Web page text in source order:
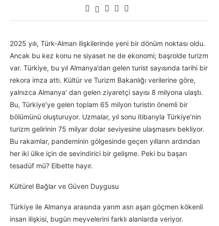
2025 yılı, Türk-Alman ilişkilerinde yeni bir dönüm noktası oldu.
Ancak bu kez konu ne siyaset ne de ekonomi; başrolde turizm
var. Türkiye, bu yıl Almanya’dan gelen turist sayısında tarihi bir
rekora imza attı. Kültür ve Turizm Bakanlığı verilerine göre,
yalnızca Almanya’ dan gelen ziyaretçi sayısı 8 milyona ulaştı.
Bu, Türkiye’ye gelen toplam 65 milyon turistin önemli bir
bölümünü oluşturuyor. Uzmalar, yıl sonu itibarıyla Türkiye’nin
turizm gelirinin 75 milyar dolar seviyesine ulaşmasını bekliyor.
Bu rakamlar, pandeminin gölgesinde geçen yılların ardından
her iki ülke için de sevindirici bir gelişme. Peki bu başarı
tesadüf mü? Elbette hayır.
Kültürel Bağlar ve Güven Duygusu
Türkiye ile Almanya arasında yarım asrı aşan göçmen kökenli
insan ilişkisi, bugün meyvelerini farklı alanlarda veriyor.